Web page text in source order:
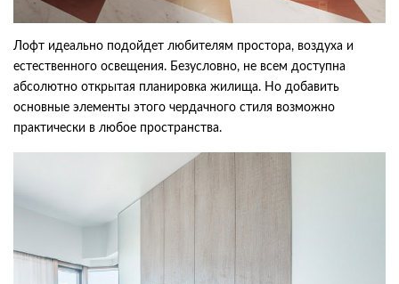
Лофт идеально подойдет любителям простора, воздуха и
естественного освещения. Безусловно, не всем доступна
абсолютно открытая планировка жилища. Но добавить
основные элементы этого чердачного стиля возможно
практически в любое пространства.